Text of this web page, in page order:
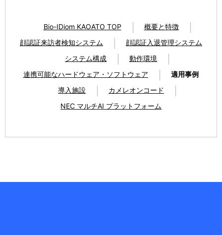
Bio-IDiom KAOATO TOP
概要と特徴
顔認証来訪者検知システム
顔認証入退管理システム
システム構成
動作環境
連携可能なハードウェア・ソフトウェア
適用事例
導入施設
カメレオンコード
NEC マルチAI プラットフォーム